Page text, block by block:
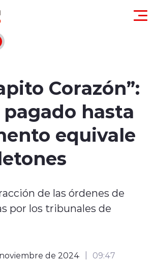
Corazón”:
hasta
equivale
de las órdenes de
por los tribunales de
de 2024 09:47